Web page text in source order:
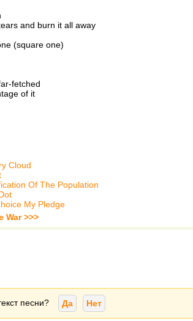
and burn it all away
(square one)
fetched
of it
Cloud
Of The Population
My Pledge
War >>>
песни? Да Нет